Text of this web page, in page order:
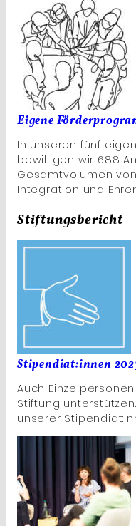
Eigene
In unseren fünf
bewilligen wir 688
Gesamtvolumen von
Integration und
Stiftungsbericht
Stipendiat:innen
Auch
Stiftung
unserer